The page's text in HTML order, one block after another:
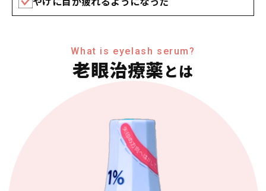
老眼治療薬とは
What is eyelash serum?